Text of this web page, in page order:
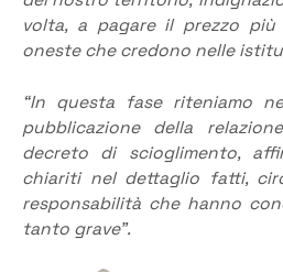
volta, a pagare il prezzo
oneste che credono nelle
“In questa fase riteniamo
pubblicazione della
decreto di scioglimento,
chiariti nel dettaglio fatti,
responsabilità che hanno
tanto grave”.